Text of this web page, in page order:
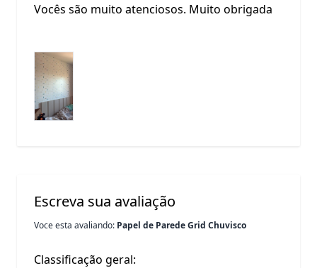
Vocês são muito atenciosos. Muito obrigada
Escreva sua avaliação
Voce esta avaliando: Papel de Parede Grid Chuvisco
Classificação geral: